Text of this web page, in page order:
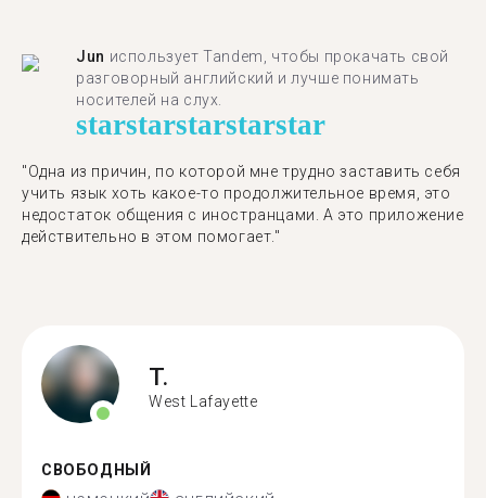
Jun использует Tandem, чтобы прокачать свой
разговорный английский и лучше понимать
носителей на слух.
starstarstarstarstar
"Одна из причин, по которой мне трудно заставить себя
учить язык хоть какое-то продолжительное время, это
недостаток общения с иностранцами. А это приложение
действительно в этом помогает."
T.
West Lafayette
СВОБОДНЫЙ